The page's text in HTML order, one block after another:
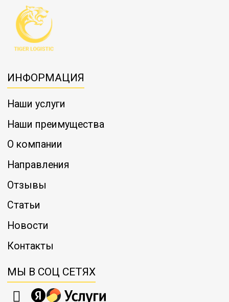
ИНФОРМАЦИЯ
Наши услуги
Наши преимущества
О компании
Направления
Отзывы
Статьи
Новости
Контакты
МЫ В СОЦ СЕТЯХ